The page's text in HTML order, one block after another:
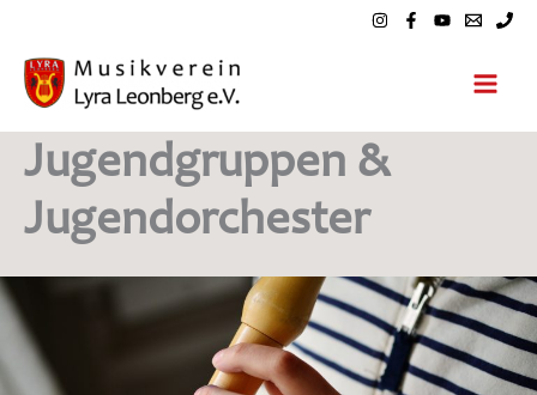
springen
Jugendgruppen &
Jugendorchester